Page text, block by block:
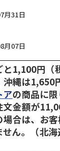
月31日
月07日
1,100円（
縄は1,650
アの商品に
文金額が
合は、お
せん。（北